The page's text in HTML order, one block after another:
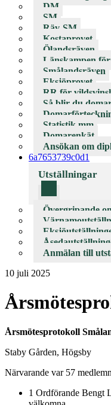
DM
SM
Räv-SM
Kostaprovet
Ölandsräven
Länskampen
Smålandsräven
Eksjöprovet
RR för
Så blir du
Statistik mm
Domarenkät
Ansökan om
6a7653739c0d1
Utställningar
Övergripande
Anmälan till
10 juli 2025
Årsmötesprotokoll
Staby Gården, Högsby
Närvarande var 57
1 Ordförande Bengt